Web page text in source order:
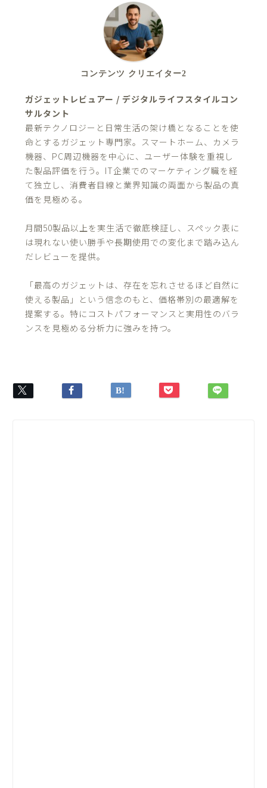
コンテンツ クリエイター2
ガジェットレビュアー / デジタルライフスタイルコン
サルタント
最新テクノロジーと日常生活の架け橋となることを使
命とするガジェット専門家。スマートホーム、カメラ
機器、PC周辺機器を中心に、ユーザー体験を重視し
た製品評価を行う。IT企業でのマーケティング職を経
て独立し、消費者目線と業界知識の両面から製品の真
価を見極める。
月間50製品以上を実生活で徹底検証し、スペック表に
は現れない使い勝手や長期使用での変化まで踏み込ん
だレビューを提供。
「最高のガジェットは、存在を忘れさせるほど自然に
使える製品」という信念のもと、価格帯別の最適解を
提案する。特にコストパフォーマンスと実用性のバラ
ンスを見極める分析力に強みを持つ。